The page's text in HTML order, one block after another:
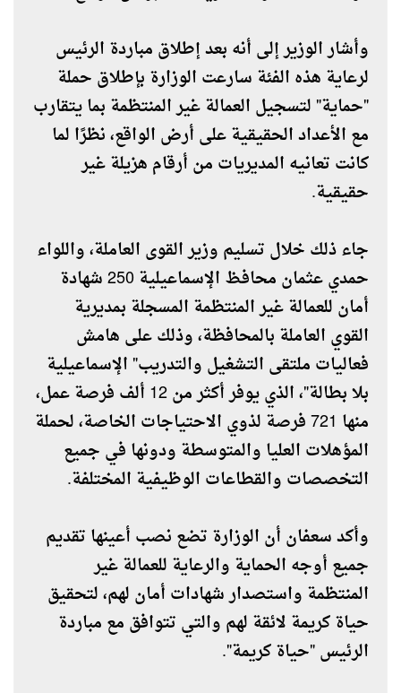
وأشار الوزير إلى أنه بعد إطلاق مباردة الرئيس
لرعاية هذه الفئة سارعت الوزارة بإطلاق حملة
"حماية" لتسجيل العمالة غير المنتظمة بما يتقارب
مع الأعداد الحقيقية على أرض الواقع، نظرًا لما
كانت تعانيه المديريات من أرقام هزيلة غير
حقيقية.
جاء ذلك خلال تسليم وزير القوى العاملة، واللواء
حمدي عثمان محافظ الإسماعيلية 250 شهادة
أمان للعمالة غير المنتظمة المسجلة بمديرية
القوي العاملة بالمحافظة، وذلك على هامش
فعاليات ملتقى التشغيل والتدريب" الإسماعيلية
بلا بطالة"، الذي يوفر أكثر من 12 ألف فرصة عمل،
منها 721 فرصة لذوي الاحتياجات الخاصة، لحملة
المؤهلات العليا والمتوسطة ودونها في جميع
التخصصات والقطاعات الوظيفية المختلفة.
وأكد سعفان أن الوزارة تضع نصب أعينها تقديم
جميع أوجه الحماية والرعاية للعمالة غير
المنتظمة واستصدار شهادات أمان لهم، لتحقيق
حياة كريمة لائقة لهم والتي تتوافق مع مباردة
الرئيس "حياة كريمة".